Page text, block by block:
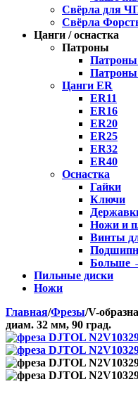
Свёрла для
Свёрла
Цанги / оснастка
Патроны
Патроны
Патроны
Цанги ER
ER11
ER16
ER20
ER25
ER32
ER40
Оснастка
Гайки
Ключи
Ножи и
Винты
Больше
Пильные диски
Ножи
Главная/Фрезы/V-
диам. 32 мм, 90 град.